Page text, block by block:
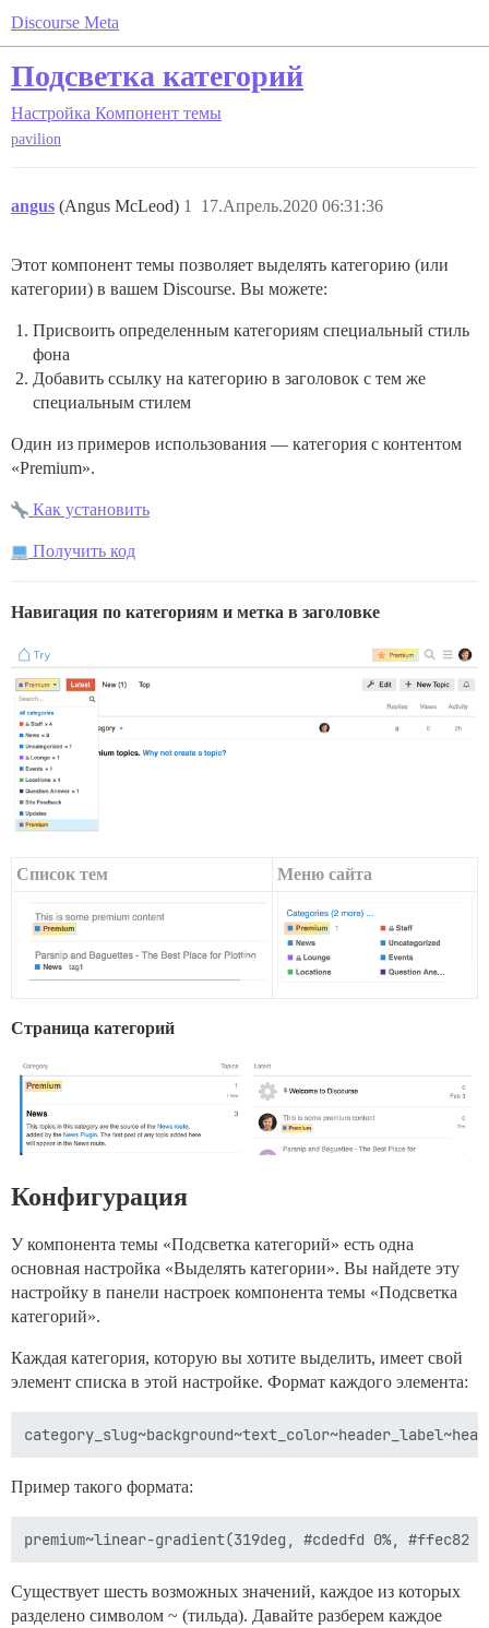
Discourse Meta
Подсветка категорий
Настройка Компонент темы
pavilion
angus (Angus McLeod) 17.Апрель.2020 06:31:36
1
Этот компонент темы позволяет выделять категорию (или
категории) в вашем Discourse. Вы можете:
Присвоить определенным категориям специальный стиль
фона
Добавить ссылку на категорию в заголовок с тем же
специальным стилем
Один из примеров использования — категория с контентом
«Premium».
Как установить
Получить код
Навигация по категориям и метка в заголовке
Список тем Меню сайта
Страница категорий
Конфигурация
У компонента темы «Подсветка категорий» есть одна
основная настройка «Выделять категории». Вы найдете эту
настройку в панели настроек компонента темы «Подсветка
категорий».
Каждая категория, которую вы хотите выделить, имеет свой
элемент списка в этой настройке. Формат каждого элемента:
Пример такого формата:
Существует шесть возможных значений, каждое из которых
разделено символом ~ (тильда). Давайте разберем каждое